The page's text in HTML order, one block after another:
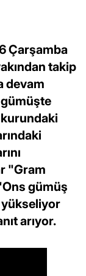
Çarşamba
takip
devam
"Gram
gümüş
yükseliyor
arıyor.